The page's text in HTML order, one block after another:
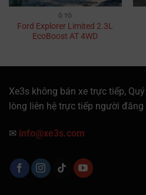
Ô TÔ
Ford Explorer Limited 2.3L
EcoBoost AT 4WD
Xe3s không bán xe trực tiếp,
lòng liên hệ trực tiếp người đăng
✉ info@xe3s.com